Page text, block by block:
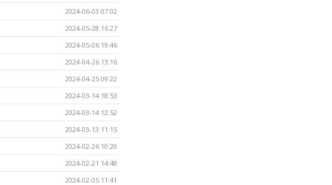
2024-06-03 07:02
2024-05-28 16:27
2024-05-06 19:46
2024-04-26 13:16
2024-04-25 09:22
2024-03-14 18:53
2024-03-14 12:52
2024-03-13 11:15
2024-02-26 10:20
2024-02-21 14:48
2024-02-05 11:41